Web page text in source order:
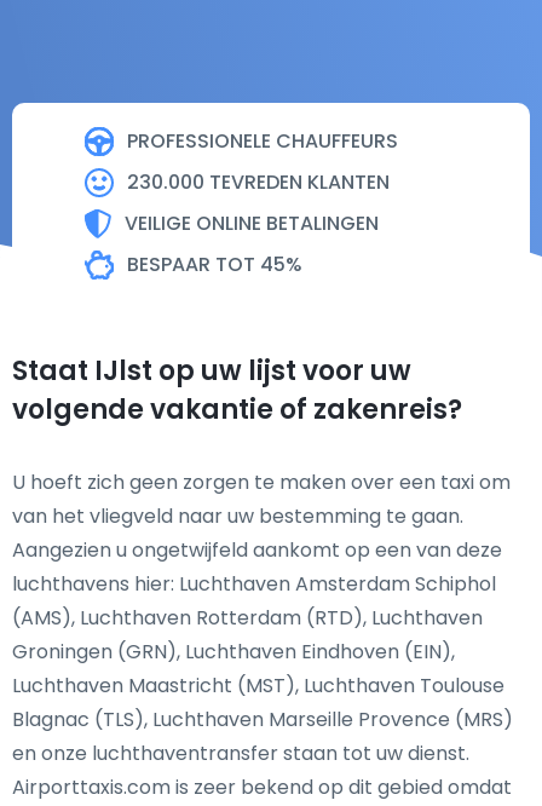
PROFESSIONELE CHAUFFEURS
230.000 TEVREDEN KLANTEN
VEILIGE ONLINE BETALINGEN
BESPAAR TOT 45%
Staat IJlst op uw lijst voor uw
volgende vakantie of zakenreis?
U hoeft zich geen zorgen te maken over een taxi om
van het vliegveld naar uw bestemming te gaan.
Aangezien u ongetwijfeld aankomt op een van deze
luchthavens hier: Luchthaven Amsterdam Schiphol
(AMS), Luchthaven Rotterdam (RTD), Luchthaven
Groningen (GRN), Luchthaven Eindhoven (EIN),
Luchthaven Maastricht (MST), Luchthaven Toulouse
Blagnac (TLS), Luchthaven Marseille Provence (MRS)
en onze luchthaventransfer staan tot uw dienst.
Airporttaxis.com is zeer bekend op dit gebied omdat